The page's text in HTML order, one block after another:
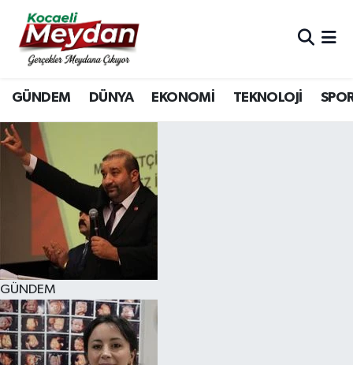
GÜNDEM DÜNYA EKONOMİ TEKNOLOJİ
GÜNDEM
Nöbetçi Eczaneler
Hava Durumu
Trafik Durumu
Süper Lig Puan Durumu ve Fikstür
Tüm Manşetler
Son Dakika Haberleri
Haber Arşivi